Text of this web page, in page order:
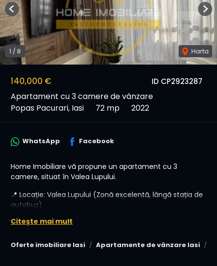
ID CP2923287
140,000 €
Apartament cu 3 camere de vânzare
Popas Pacurari, Iasi
72 mp 2022
1 / 8 Harta
Previous
Oferte imobiliare Iasi Apartamente de vânzare Iasi
WhatsApp Facebook
Home Imobiliare vă propune un apartament cu 3
camere, situat în Valea Lupului.
📍 Locație: Valea Lupului (Zonă excelentă, lângă stația de
autobuz)
🅿️ Bonus: Loc de Parcare Propriu inclus în preț
Citește mai mult